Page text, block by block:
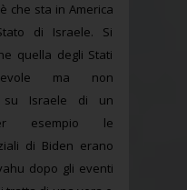
che sta in America
di Israele. Si
quella degli Stati
ma non
su Israele di un
esempio le
di Biden erano
dopo gli eventi